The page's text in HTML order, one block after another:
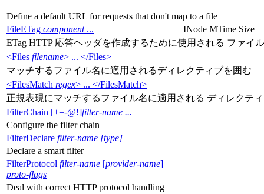
Define a default URL for requests that don't map to a file
FileETag component...
INode MTime Size
ETag HTTP 応答ヘッダを作成するために使用される ファイ
<Files filename> ... </Files>
マッチするファイル名に適用されるディレクティブを囲む
<FilesMatch regex> ... </FilesMatch>
正規表現にマッチするファイル名に適用される ディレクテ
FilterChain [+=-@!]filter-name ...
Configure the filter chain
FilterDeclare filter-name [type]
Declare a smart filter
FilterProtocol filter-name [provider-name]
proto-flags
Deal with correct HTTP protocol handling